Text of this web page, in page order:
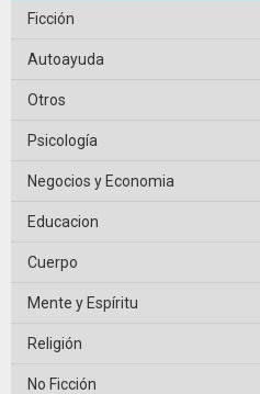
Ficción
Autoayuda
Otros
Psicología
Negocios y Economia
Educacion
Cuerpo
Mente y Espíritu
Religión
No Ficción